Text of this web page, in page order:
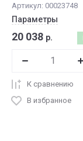
Артикул: 00023748
Параметры
20 038 р.
К сравнению
В избранное